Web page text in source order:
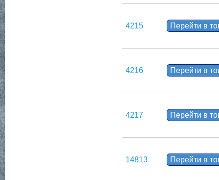
4215 Перейти в
4216 Перейти в
4217 Перейти в
14813 Перейти в